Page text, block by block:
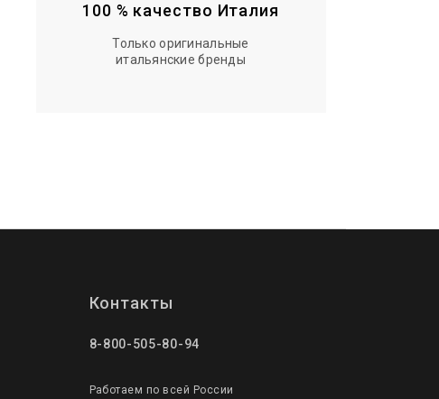
100 % качество Италия
Только оригинальные
итальянские бренды
Контакты
8-800-505-80-94
Работаем по всей России